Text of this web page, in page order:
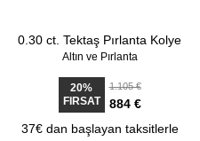
0.30 ct. Tektaş Pırlanta Kolye
Altın ve Pırlanta
20%
FIRSAT
1.105 €
884 €
37€ dan başlayan taksitlerle